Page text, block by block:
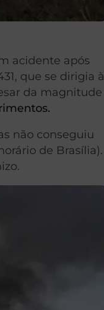
acidente após
que se dirigia à
da magnitude
não conseguiu
de Brasília).